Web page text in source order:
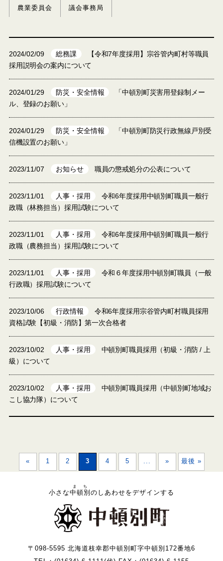
農業委員会 議会事務局
2024/02/09 総務課
採用説明会の案内について
2024/01/29 防災・安全情報
ル、登録のお願い」
2024/01/29 防災・安全情報
信機設置のお願い」
2023/11/07 お知らせ 職員の懲戒処分の公表について
2023/11/01 人事・採用
政職（林務担当）採用試験について
2023/11/01 人事・採用
政職（農務担当）採用試験について
2023/11/01 人事・採用
行政職）採用試験について
2023/10/06 行政情報
資格試験【初級・消防】第一次合格者
2023/10/02 人事・採用
級）について
2023/10/02 人事・採用
こし協力隊）について
« 1 2 3 4 5 ... » 最後 »
小さな中頓別
まち
のしあわせをデザインする
〒098-5595 北海道枝幸郡中頓別町字中頓別172番地6